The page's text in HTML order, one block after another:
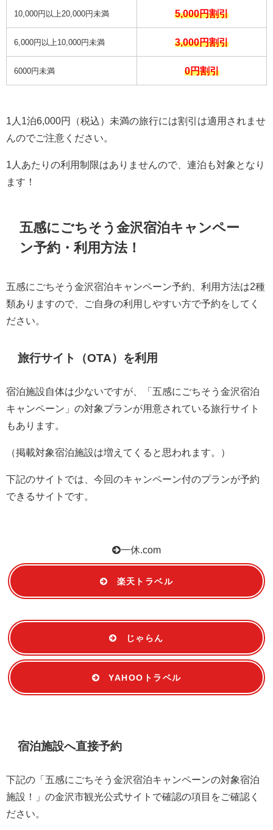
10,000円以上20,000円未満 5,000円割引
6,000円以上10,000円未満 3,000円割引
6000円未満 0円割引
1人1泊6,000円（税込）未満の旅行には割引は適用されませ
んのでご注意ください。
1人あたりの利用制限はありませんので、連泊も対象となり
ます！
五感にごちそう金沢宿泊キャンペー
ン予約・利用方法！
五感にごちそう金沢宿泊キャンペーン予約、利用方法は2種
類ありますので、ご自身の利用しやすい方で予約をしてく
ださい。
旅行サイト（OTA）を利用
宿泊施設自体は少ないですが、「五感にごちそう金沢宿泊
キャンペーン」の対象プランが用意されている旅行サイト
もあります。
（掲載対象宿泊施設は増えてくると思われます。）
下記のサイトでは、今回のキャンペーン付のプランが予約
できるサイトです。
一休.com
楽天トラベル
じゃらん
YAHOOトラベル
宿泊施設へ直接予約
下記の「五感にごちそう金沢宿泊キャンペーンの対象宿泊
施設！」の金沢市観光公式サイトで確認の項目をご確認く
ださい。